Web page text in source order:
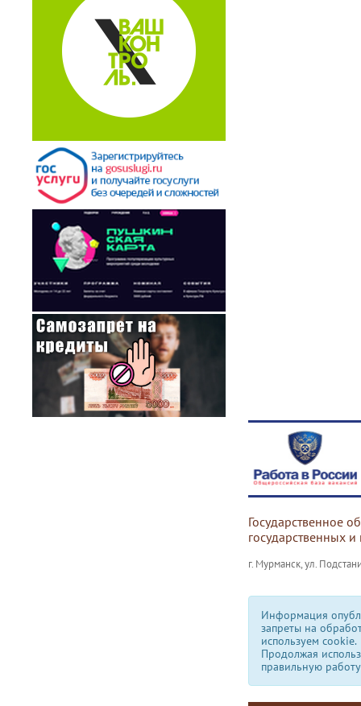
Государственное
государственных
г. Мурманск, ул.
Информация
запреты на
используем сookie.
Продолжая
правильную